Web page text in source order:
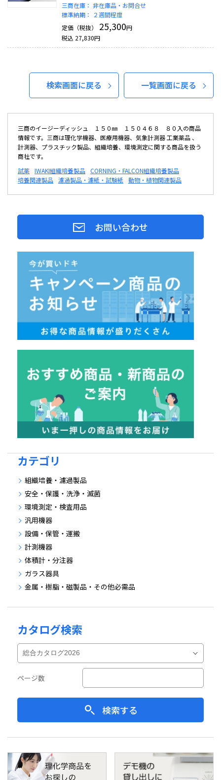
三商在庫： 非在庫品・お問合せ
標準納期：
２週間程度
定価（税抜）
25,300円
税込 27,830円
検索画面に戻る 一覧画面に戻る
三商のイージーディッシュ １５０㎜ １５０４６８ ８０入の商品
情報です。三商は理化学機器、医療用機器、気象計測器 工業薬品 、
計測器、プラスチック製品、組織培養、環境測定に関する商品を扱う
商社です。
試薬 IWAKI組織培養製品 CORNING・FALCON組織培養製品
培養関連製品 濾過製品・濾紙・試験紙 動物・植物関連製品
お問い合わせ
カテゴリ
組織培養・濾過製品
安全・保護・洗浄・滅菌
環境測定・検査用品
汎用機器
設備・保管・運搬
計測機器
体積計・分注器
ガラス器具
金属・樹脂・磁製品・その他必需品
カタログ検索
ページ数
検索する